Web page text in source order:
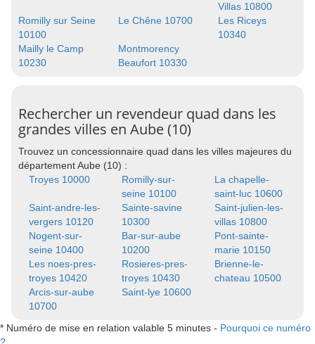
Villas 10800
Romilly sur Seine
10100
Le Chêne 10700
Les Riceys
10340
Mailly le Camp
10230
Montmorency
Beaufort 10330
Rechercher un revendeur quad dans les
grandes villes en Aube (10)
Trouvez un concessionnaire quad dans les villes majeures du
département Aube (10) :
Troyes 10000
Romilly-sur-
seine 10100
La chapelle-
saint-luc 10600
Saint-andre-les-
vergers 10120
Sainte-savine
10300
Saint-julien-les-
villas 10800
Nogent-sur-
seine 10400
Bar-sur-aube
10200
Pont-sainte-
marie 10150
Les noes-pres-
troyes 10420
Rosieres-pres-
troyes 10430
Brienne-le-
chateau 10500
Arcis-sur-aube
10700
Saint-lye 10600
* Numéro de mise en relation valable 5 minutes - Pourquoi ce numéro